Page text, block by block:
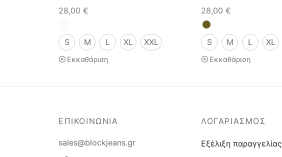
28,00 €
S M L XL XXL
Εκκαθάριση
28,00 €
S M L XL
Εκκαθάριση
ΕΠΙΚΟΙΝΩΝΙΑ
sales@blockjeans.gr
ΛΟΓΑΡΙΑΣΜΟΣ
Εξέλιξη παραγγελίας